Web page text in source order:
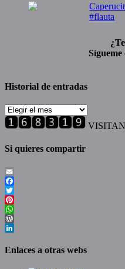
#flauta
Historial de entradas
Historial
de
entradas
Si quieres compartir
Email
Facebook
Twitter
Pinterest
WhatsApp
WordPress
Enlaces a otras webs